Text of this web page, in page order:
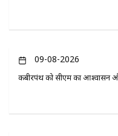
09-08-2026
कबीरपंथ को सीएम का आश्वासन